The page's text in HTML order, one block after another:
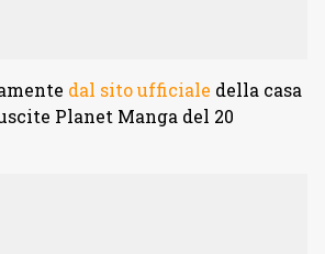
dal sito ufficiale della casa
Planet Manga del 20